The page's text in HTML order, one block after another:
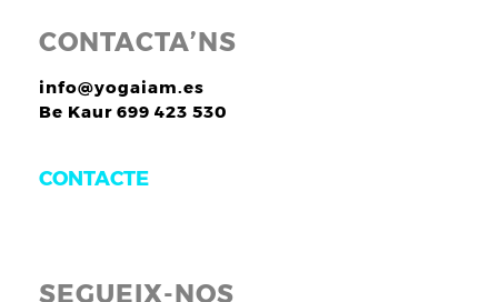
CONTACTA’NS
info@yogaiam.es
Be Kaur 699 423 530
CONTACTE
SEGUEIX-NOS